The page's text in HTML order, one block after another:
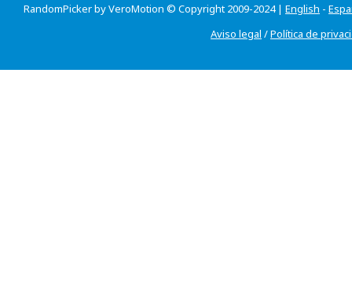
RandomPicker by VeroMotion © Copyright 2009-2024 | English -
Aviso legal /Política de